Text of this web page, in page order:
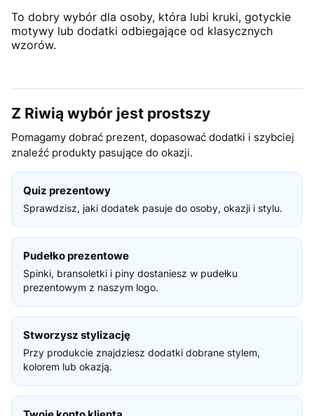
To dobry wybór dla osoby, która lubi kruki, gotyckie
motywy lub dodatki odbiegające od klasycznych
wzorów.
Z Riwią wybór jest prostszy
Pomagamy dobrać prezent, dopasować dodatki i szybciej
znaleźć produkty pasujące do okazji.
Quiz prezentowy
Sprawdzisz, jaki dodatek pasuje do osoby, okazji i stylu.
Pudełko prezentowe
Spinki, bransoletki i piny dostaniesz w pudełku
prezentowym z naszym logo.
Stworzysz stylizację
Przy produkcie znajdziesz dodatki dobrane stylem,
kolorem lub okazją.